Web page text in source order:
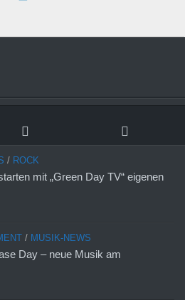
/ ROCK
mit „Green Day TV“ eigenen
/ MUSIK-NEWS
Day – neue Musik am